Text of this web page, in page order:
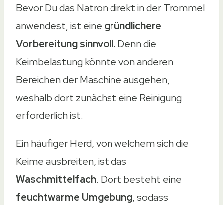
Bevor Du das Natron direkt in der Trommel
anwendest, ist eine gründlichere
Vorbereitung sinnvoll.Denn die
Keimbelastung könnte von anderen
Bereichen der Maschine ausgehen,
weshalb dort zunächst eine Reinigung
erforderlich ist.
Ein häufiger Herd, von welchem sich die
Keime ausbreiten, ist das
Waschmittelfach. Dort besteht eine
feuchtwarme Umgebung, sodass